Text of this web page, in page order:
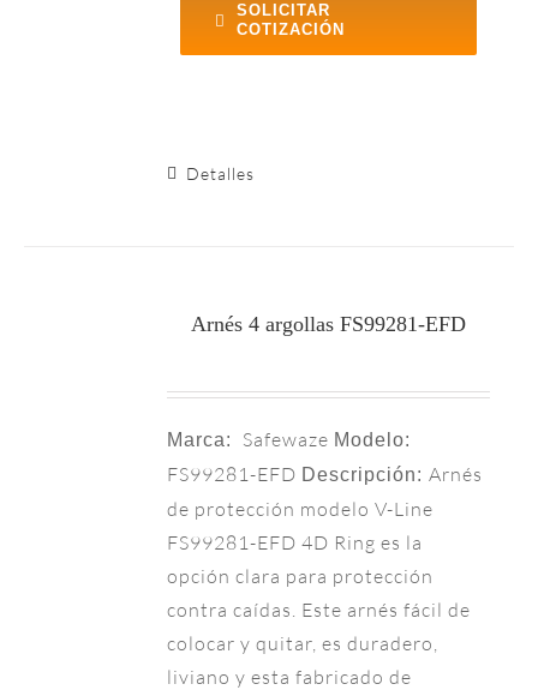
SOLICITAR
COTIZACIÓN
Detalles
Arnés 4 argollas FS99281-EFD
Marca: Safewaze Modelo:
FS99281-EFD Descripción:Arnés
de protección modelo V-Line
FS99281-EFD 4D Ring es la
opción clara para protección
contra caídas. Este arnés fácil de
colocar y quitar, es duradero,
liviano y esta fabricado de